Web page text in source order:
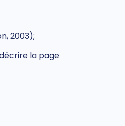
2003);
la page